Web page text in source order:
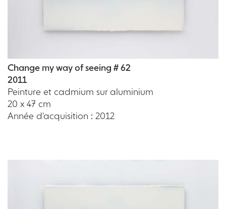
Change my way of seeing # 62
2011
Peinture et cadmium sur aluminium
20 x 47 cm
Année d'acquisition : 2012